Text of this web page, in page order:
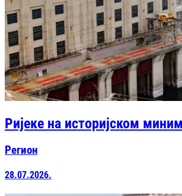
Ријеке на историјском
Регион
28.07.2026.